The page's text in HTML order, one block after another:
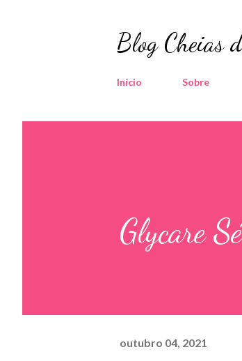
Blog Cheias
Início Sobre
Glycare
outubro 04, 2021